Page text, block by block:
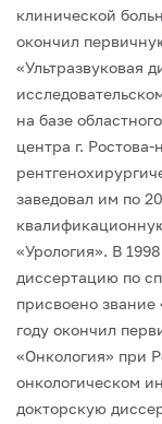
клинической
окончил
«Ультразвуковая
на базе
центра г.
заведовал им по
«Урология». В
диссертацию по
присвоено
году окончил
«Онкология» при
онкологическом
докторскую